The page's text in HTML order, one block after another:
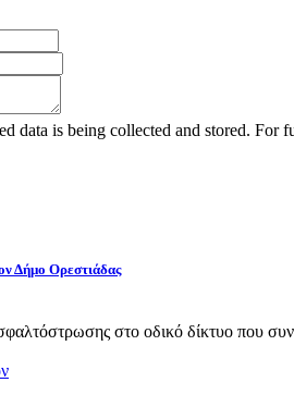
data is being collected and stored. For
Δήμο Ορεστιάδας
στο οδικό δίκτυο που